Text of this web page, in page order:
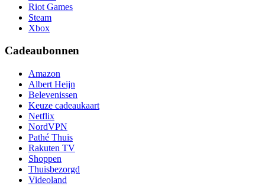
Riot Games
Steam
Xbox
Cadeaubonnen
Amazon
Albert Heijn
Belevenissen
Keuze cadeaukaart
Netflix
NordVPN
Pathé Thuis
Rakuten TV
Shoppen
Thuisbezorgd
Videoland